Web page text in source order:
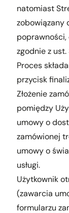
natomiast
zobowiązany
zgodnie z ust.
Proces
przycisk
Złożenie
pomiędzy
umowy o
zamówionej
umowy o
usługi.
Użytkownik
(zawarcia
formularzu